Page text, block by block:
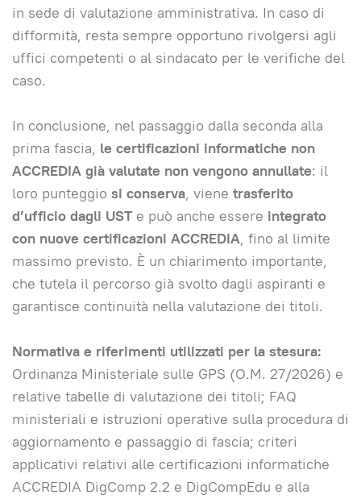
in sede di valutazione amministrativa. In caso di
difformità, resta sempre opportuno rivolgersi agli
uffici competenti o al sindacato per le verifiche del
caso.
In conclusione, nel passaggio dalla seconda alla
prima fascia, le certificazioni informatiche non
ACCREDIA già valutate non vengono annullate: il
loro punteggio si conserva, viene trasferito
d’ufficio dagli USTe può anche essere integrato
con nuove certificazioni ACCREDIA, fino al limite
massimo previsto. È un chiarimento importante,
che tutela il percorso già svolto dagli aspiranti e
garantisce continuità nella valutazione dei titoli.
Normativa e riferimenti utilizzati per la stesura:
Ordinanza Ministeriale sulle GPS (O.M. 27/2026) e
relative tabelle di valutazione dei titoli; FAQ
ministeriali e istruzioni operative sulla procedura di
aggiornamento e passaggio di fascia; criteri
applicativi relativi alle certificazioni informatiche
ACCREDIA DigComp 2.2 e DigCompEdu e alla